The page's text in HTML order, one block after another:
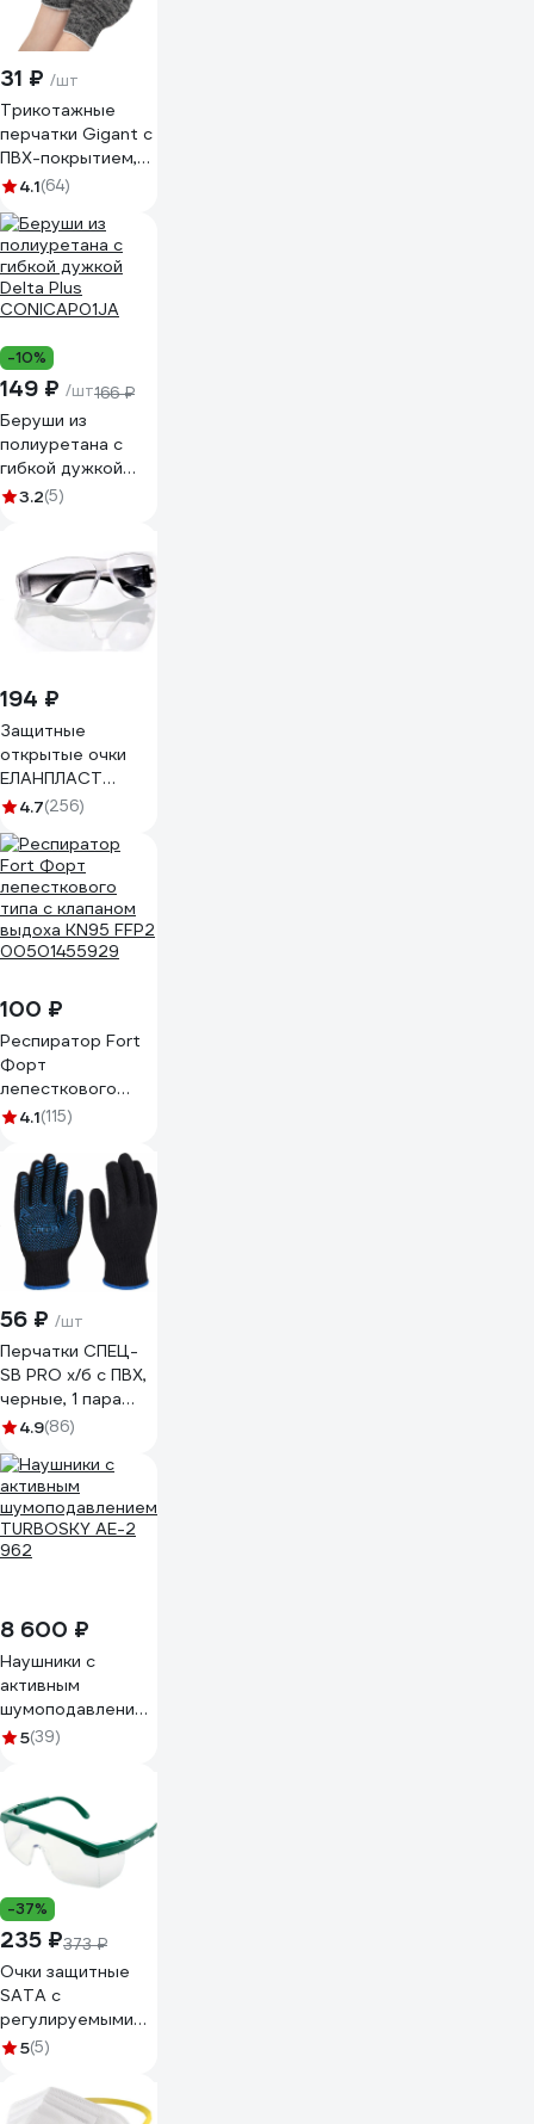
31 ₽ /шт
Трикотажные
перчатки Gigant с
ПВХ-покрытием,
серые GGC-13
4.1(64)
-10%
149 ₽ /шт166 ₽
Беруши из
полиуретана с
гибкой дужкой
Delta Plus
3.2(5)
194 ₽
Защитные
открытые очки
ЕЛАНПЛАСТ
ОЧК201
ОЧК 201
4.7(256)
100 ₽
Респиратор Fort
Форт
лепесткового
типа с клапаном
00501455929
4.1(115)
56 ₽ /шт
Перчатки СПЕЦ-
SB PRO х/б с ПВХ,
черные, 1 пара
3.1211.011
4.9(86)
8 600 ₽
Наушники с
активным
шумоподавлением
TURBOSKY AE-2
5(39)
-37%
235 ₽373 ₽
Очки защитные
SATA с
регулируемыми
дужками для
посадки,
ударопрочные
5(5)